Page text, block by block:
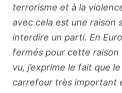
terrorisme et à la
avec cela est une raison
interdire un parti. En
fermés pour cette
vu, j’exprime le fait que
carrefour très important